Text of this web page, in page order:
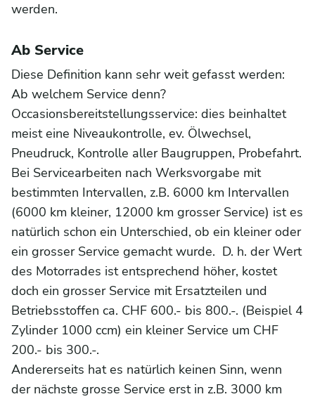
werden.
Ab Service
Diese Definition kann sehr weit gefasst werden:
Ab welchem Service denn?
Occasionsbereitstellungsservice: dies beinhaltet
meist eine Niveaukontrolle, ev. Ölwechsel,
Pneudruck, Kontrolle aller Baugruppen, Probefahrt.
Bei Servicearbeiten nach Werksvorgabe mit
bestimmten Intervallen, z.B. 6000 km Intervallen
(6000 km kleiner, 12000 km grosser Service) ist es
natürlich schon ein Unterschied, ob ein kleiner oder
ein grosser Service gemacht wurde. D. h. der Wert
des Motorrades ist entsprechend höher, kostet
doch ein grosser Service mit Ersatzteilen und
Betriebsstoffen ca. CHF 600.- bis 800.-. (Beispiel 4
Zylinder 1000 ccm) ein kleiner Service um CHF
200.- bis 300.-.
Andererseits hat es natürlich keinen Sinn, wenn
der nächste grosse Service erst in z.B. 3000 km